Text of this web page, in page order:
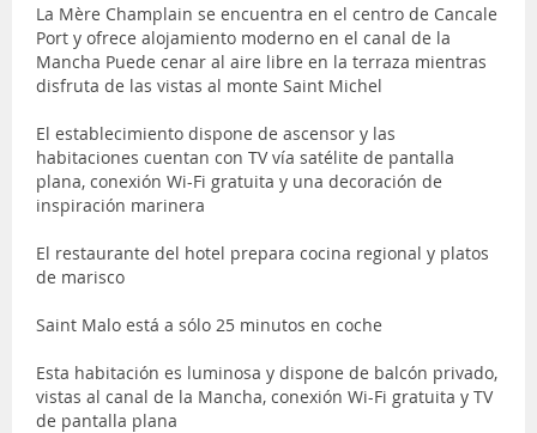
La Mère Champlain se encuentra en el centro de Cancale
Port y ofrece alojamiento moderno en el canal de la
Mancha Puede cenar al aire libre en la terraza mientras
disfruta de las vistas al monte Saint Michel
El establecimiento dispone de ascensor y las
habitaciones cuentan con TV vía satélite de pantalla
plana, conexión Wi-Fi gratuita y una decoración de
inspiración marinera
El restaurante del hotel prepara cocina regional y platos
de marisco
Saint Malo está a sólo 25 minutos en coche
Esta habitación es luminosa y dispone de balcón privado,
vistas al canal de la Mancha, conexión Wi-Fi gratuita y TV
de pantalla plana